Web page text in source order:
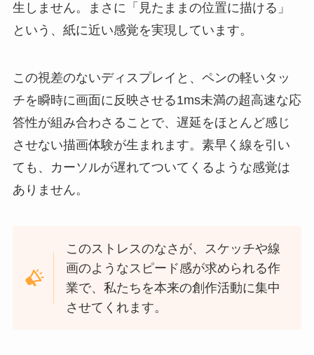
生しません。まさに「見たままの位置に描ける」
という、紙に近い感覚を実現しています。
この視差のないディスプレイと、ペンの軽いタッ
チを瞬時に画面に反映させる1ms未満の超高速な応
答性が組み合わさることで、遅延をほとんど感じ
させない描画体験が生まれます。素早く線を引い
ても、カーソルが遅れてついてくるような感覚は
ありません。
このストレスのなさが、スケッチや線
画のようなスピード感が求められる作
業で、私たちを本来の創作活動に集中
させてくれます。